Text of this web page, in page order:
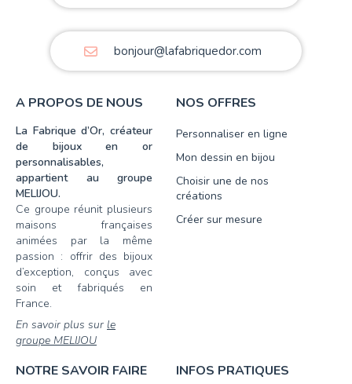
bonjour@lafabriquedor.com
A PROPOS DE NOUS
La Fabrique d’Or, créateur
de bijoux en or
personnalisables,
appartient au groupe
MELIJOU.
Ce groupe réunit plusieurs
maisons françaises
animées par la même
passion : offrir des bijoux
d’exception, conçus avec
soin et fabriqués en
France.
En savoir plus sur le
groupe MELIJOU
NOS OFFRES
Personnaliser en ligne
Mon dessin en bijou
Choisir une de nos
créations
Créer sur mesure
NOTRE SAVOIR FAIRE INFOS PRATIQUES